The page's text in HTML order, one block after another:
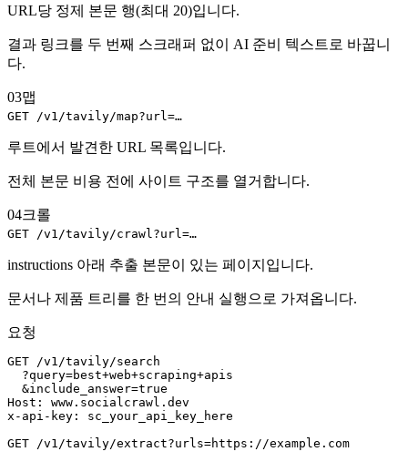
URL당 정제 본문 행(최대 20)입니다.
결과 링크를 두 번째 스크래퍼 없이 AI 준비 텍스트로 바꿉니
다.
03맵
GET /v1/tavily/map?url=…
루트에서 발견한 URL 목록입니다.
전체 본문 비용 전에 사이트 구조를 열거합니다.
04크롤
GET /v1/tavily/crawl?url=…
instructions 아래 추출 본문이 있는 페이지입니다.
문서나 제품 트리를 한 번의 안내 실행으로 가져옵니다.
요청
GET /v1/tavily/search
  ?query=best+web+scraping+apis
  &include_answer=true
Host: www.socialcrawl.dev
x-api-key: sc_your_api_key_here
GET /v1/tavily/extract?urls=https://example.com